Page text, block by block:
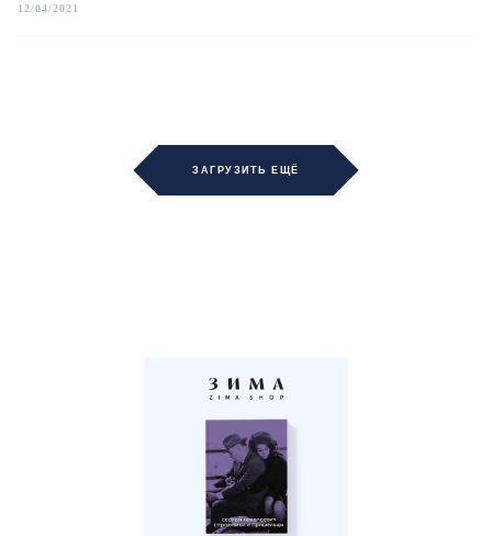
12/04/2021
ЗАГРУЗИТЬ ЕЩЁ